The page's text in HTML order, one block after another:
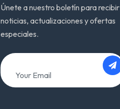
Únete a nuestro boletín para recibir
noticias, actualizaciones y ofertas
especiales.